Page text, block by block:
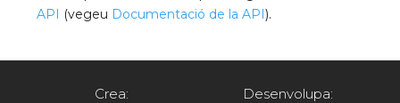
API (vegeu Documentació de la API).
Crea: Desenvolupa: